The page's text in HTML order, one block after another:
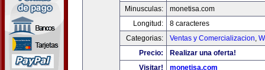
Minusculas:
monetisa.com
Longitud:
8 caracteres
Categorias:
Ventas y Comercializacion,
Precio:
Realizar una oferta!
Visitar!
monetisa.com